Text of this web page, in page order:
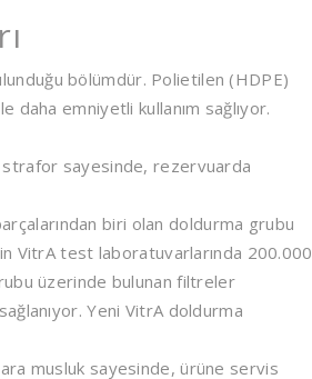
bölümdür. Polietilen (HDPE)
daha emniyetli kullanım sağlıyor.
sayesinde, rezervuarda
biri olan doldurma grubu
VitrA test laboratuvarlarında 200.000
üzerinde bulunan filtreler
Yeni VitrA doldurma
musluk sayesinde, ürüne servis